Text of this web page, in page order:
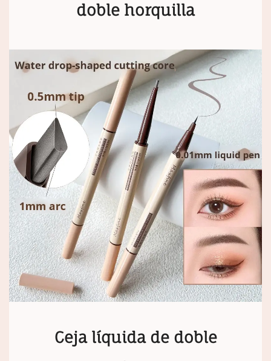
doble horquilla
Ceja líquida de doble